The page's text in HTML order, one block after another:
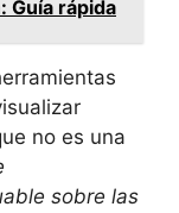
Guía rápida
no es una
sobre las